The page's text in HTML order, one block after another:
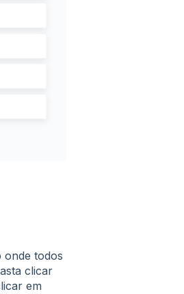
onde todos
clicar
em